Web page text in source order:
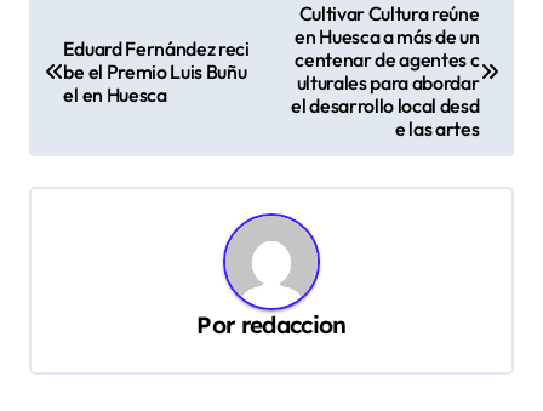
g
n
Eduard Fernández reci
be el Premio Luis Buñu
el en Huesca
Cultivar Cultura reúne
en Huesca a más de un
centenar de agentes c
ulturales para abordar
el desarrollo local desd
e las artes
Por redaccion